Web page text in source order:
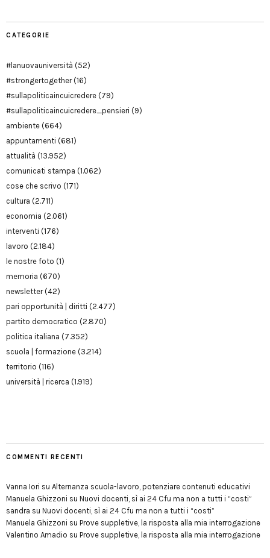
CATEGORIE
#lanuovauniversità (52)
#strongertogether(16)
#sullapoliticaincuicredere (79)
#sullapoliticaincuicredere_pensieri (9)
ambiente (664)
appuntamenti (681)
attualità (13.952)
comunicati stampa (1.062)
cose che scrivo (171)
cultura (2.711)
economia (2.061)
interventi (176)
lavoro (2.184)
le nostre foto (1)
memoria (670)
newsletter(42)
pari opportunità | diritti (2.477)
partito democratico (2.870)
politica italiana (7.352)
scuola | formazione (3.214)
territorio (116)
università | ricerca (1.919)
COMMENTI RECENTI
Vanna Iori su Alternanza scuola-lavoro, potenziare contenuti educativi
Manuela Ghizzoni su Nuovi docenti, sì ai 24 Cfu ma non a tutti i “costi”
sandra su Nuovi docenti, sì ai 24 Cfu ma non a tutti i “costi”
Manuela Ghizzoni su Prove suppletive, la risposta alla mia interrogazione
Valentino Amadio su Prove suppletive, la risposta alla mia interrogazione